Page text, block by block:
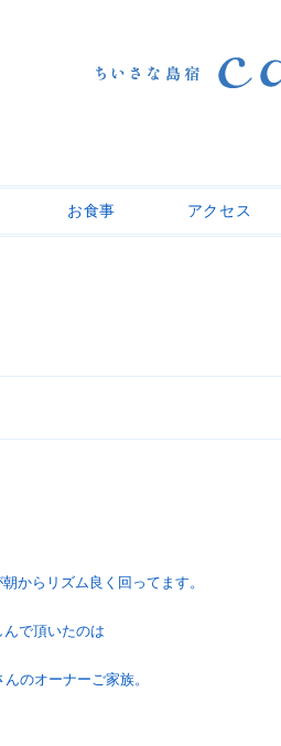
お食事 アクセス
からリズム良く回ってます。
で頂いたのは
のオーナーご家族。